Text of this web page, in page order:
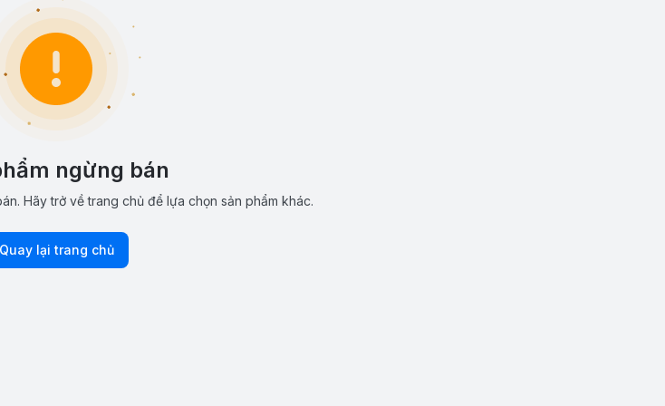
ngừng bán
Hãy trở về trang chủ để lựa chọn sản phẩm khác.
Quay lại trang chủ